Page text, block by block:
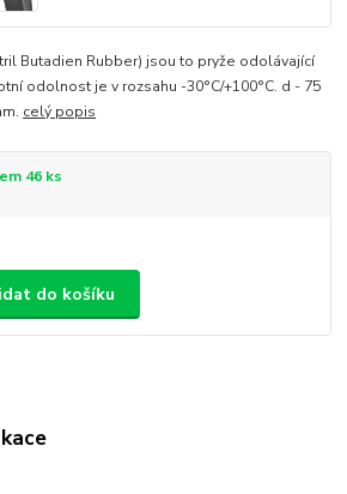
Butadien Rubber) jsou to pryže odolávající
odolnost je v rozsahu -30°C/+100°C. d - 75
celý popis
46 ks
do košíku